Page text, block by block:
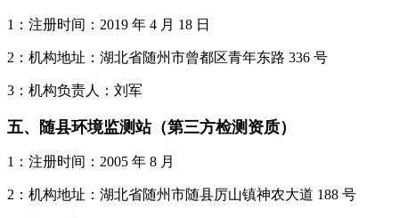
1：注册时间：2019 年 4 月 18 日
2：机构地址：湖北省随州市曾都区青年东路 336 号
3：机构负责人：刘军
五、随县环境监测站（第三方检测资质）
1：注册时间：2005 年 8 月
2：机构地址：湖北省随州市随县厉山镇神农大道 188 号